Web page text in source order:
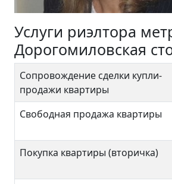
Услуги риэлтора
Дорогомиловская
Сопровождение сделки купли-
продажи квартиры
Свободная продажа квартиры
Покупка квартиры (вторичка)